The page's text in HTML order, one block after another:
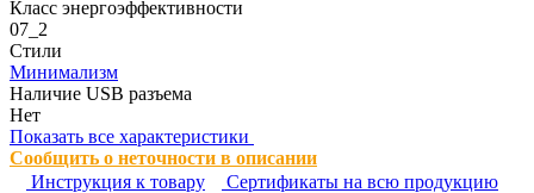
Класс энергоэффективности
07_2
Стили
Минимализм
Наличие USB разъема
Нет
Показать все характеристики
Сообщить о неточности в описании
Инструкция к товару
Сертификаты на всю продукцию